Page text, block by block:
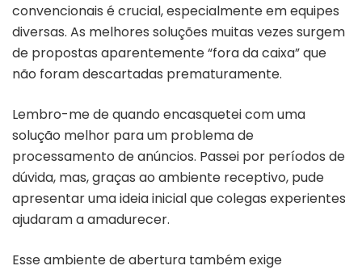
convencionais é crucial, especialmente em equipes
diversas. As melhores soluções muitas vezes surgem
de propostas aparentemente “fora da caixa” que
não foram descartadas prematuramente.
Lembro-me de quando encasquetei com uma
solução melhor para um problema de
processamento de anúncios. Passei por períodos de
dúvida, mas, graças ao ambiente receptivo, pude
apresentar uma ideia inicial que colegas experientes
ajudaram a amadurecer.
Esse ambiente de abertura também exige